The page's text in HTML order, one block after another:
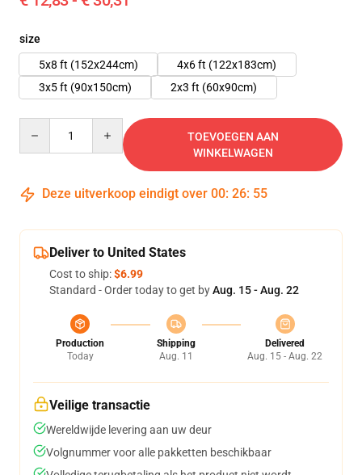
size
5x8 ft (152x244cm)
4x6 ft (122x183cm)
3x5 ft (90x150cm)
2x3 ft (60x90cm)
TOEVOEGEN AAN
WINKELWAGEN
Deze uitverkoop eindigt over 00: 26: 54
Deliver to United States
Cost to ship:$6.99
Standard - Order today to get byAug. 15 - Aug. 22
Production
Today
Shipping
Aug. 11
Delivered
Aug. 15 - Aug. 22
Veilige transactie
Wereldwijde levering aan uw deur
Volgnummer voor alle pakketten beschikbaar